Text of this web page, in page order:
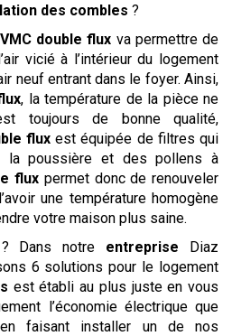
des combles ?
VMC double flux va permettre de
vicié à l’intérieur du logement
neuf entrant dans le foyer. Ainsi,
, la température de la pièce ne
toujours de bonne qualité,
fluxest équipée de filtres qui
la poussière et des pollens à
flux permet donc de renouveler
une température homogène
votre maison plus saine.
? Dans notre entreprise Diaz
6 solutions pour le logement
est établi au plus juste en vous
l’économie électrique que
faisant installer un de nos